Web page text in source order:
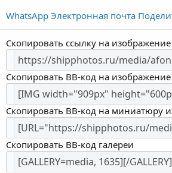
WhatsApp Электронная почта
Скопировать ссылку на изображение
Скопировать BB-код на изображение
Скопировать BB-код на миниатюру
Скопировать BB-код галереи